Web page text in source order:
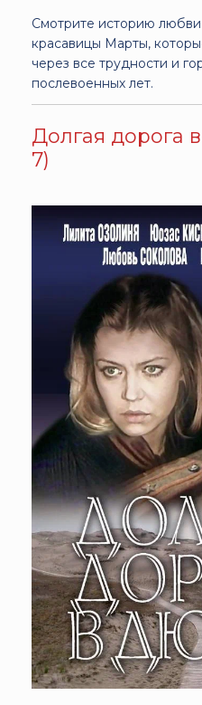
Смотрите историю
красавицы Марты,
через все трудности и
послевоенных лет.
Долгая дорога
7)